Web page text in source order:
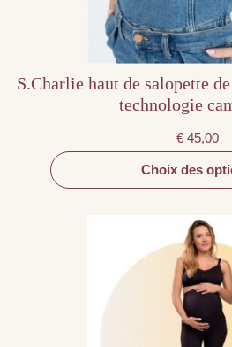
S.Charlie haut de salopette
technologie
€ 45,00
Choix des
page
du
produit
Ce
produit
a
plusieurs
variations.
Les
options
peuvent
être
choisies